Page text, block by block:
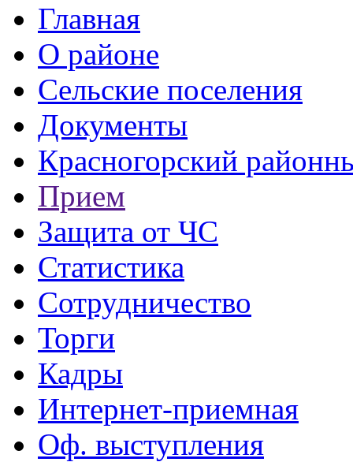
Главная
О районе
Сельские поселения
Документы
Красногорский
Прием
Защита от ЧС
Статистика
Сотрудничество
Торги
Кадры
Интернет-приемная
Оф. выступления